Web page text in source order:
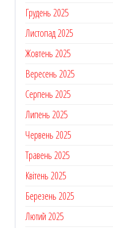
Грудень 2025
Листопад 2025
Жовтень 2025
Вересень 2025
Серпень 2025
Липень 2025
Червень 2025
Травень 2025
Квітень 2025
Березень 2025
Лютий 2025